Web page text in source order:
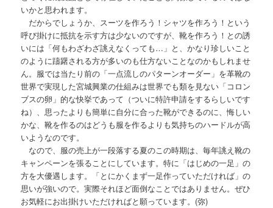
いかと思われます。
だからでしょうか、スーツを作ろう！シャツを作ろう！という
呼び掛けに抵抗を示す方は少ないのですが、靴を作ろう！との誘
いには「何もわざわざ誂えなくっても…」と、かなり珍しいこと
のように躊躇される方が多いのも仕方ないことなのかもしれませ
ん。服では当たり前の「一点流しのパターンオーダー」を革靴の
世界で実現した宮城興業の仕組みは世界でも類を見ない「コロン
ブスの卵」的な快挙であって（ついに特許申請をするらしいです
ね）、思ったよりも簡単に自分に合った靴ができるのに、悔しい
かな、靴を作るのはどうも服を作るよりも気持ちのハードルが高
いようなのです。
なので、服の売上が一段落する夏のこの時期は、毎年誂え靴の
キャンペーンを張ることにしています。特に「はじめの一足」の
方を大優遇します。「とにかくまず一足作っていただければ」の
思いが強いので。実際それほど面倒なことではありません。ぜひ
お気軽にお出掛けいただければと願っています。(弥)